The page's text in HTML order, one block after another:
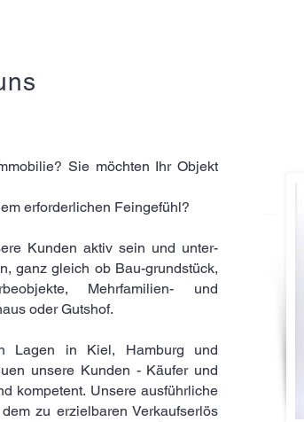
Sie möchten Ihr Objekt
erforderlichen Feingefühl?
Kunden aktiv sein und unter-
ganz gleich ob Bau-grundstück,
Mehrfamilien- und
oder Gutshof.
Lagen in Kiel, Hamburg und
unsere Kunden - Käufer und
kompetent. Unsere ausführliche
zu erzielbaren Verkaufserlös